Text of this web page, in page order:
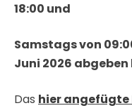
18:00 und
Samstags von
Juni 2026 abgeben
Das hier angefügte